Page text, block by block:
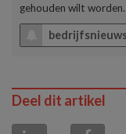
gehouden wilt worden.
Deel dit artikel